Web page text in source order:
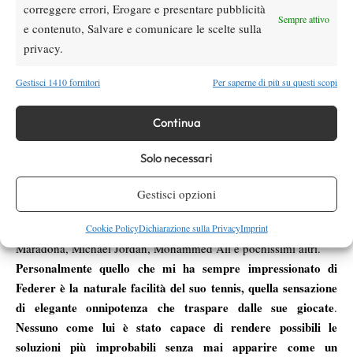
correggere errori, Erogare e presentare pubblicità
e contenuto, Salvare e comunicare le scelte sulla
privacy.
Sempre attivo
Gestisci 1410 fornitori Per saperne di più su questi scopi
Continua
Solo necessari
Gestisci opzioni
Cookie PolicyDichiarazione sulla PrivacyImprint
n.1 del ranking. Ha ottenuto tante di quelle vittorie, record e
premi da superare per numero quello delle comparse in Ben
Hur… Impossibile elencare tutti i suoi primati, solo per citarne
fine anno, 23 semifinali consecutive negli Slam (segno di una
continuità al vertice pazzesca), 237 settimane consecutive al n.1
diventate poi 302 in totale, per 4 volte consecutive Laureus
Sportsman of the Year. Ma più dei titoli,
l’ideale testimonial della sportività e del classico. Apparterrà
per sempre ad un Olimpo ristrettissimo di personaggi che
sono andati oltre al loro sport diventando icone
Maradona, Michael Jordan, Mohammed Ali e pochissimi altri.
Personalmente quello che mi ha sempre impressionato di
Federer è la naturale facilità del suo tennis, quella sensazione
di elegante onnipotenza che traspare dalle sue giocate.
Nessuno come lui è stato capace di rendere possibili le
soluzioni più improbabili senza mai apparire come un